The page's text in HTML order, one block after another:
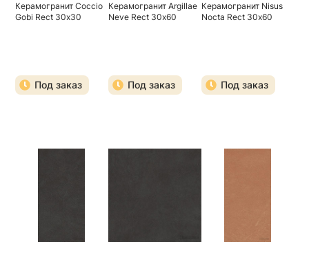
Керамогранит Coccio
Gobi Rect 30х30
Под заказ
Керамогранит Argillae
Neve Rect 30х60
Под заказ
Керамогранит Nisus
Nocta Rect 30х60
Под заказ